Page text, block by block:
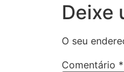
Deixe
O seu
Comentário *